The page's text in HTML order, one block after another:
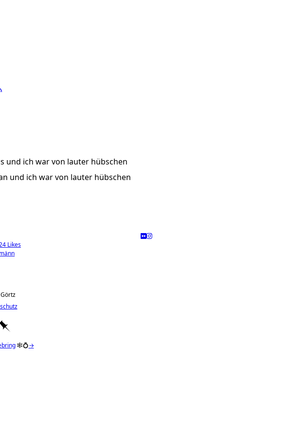
und ich war von lauter hübschen
und ich war von lauter hübschen
Likes
🕸💍→